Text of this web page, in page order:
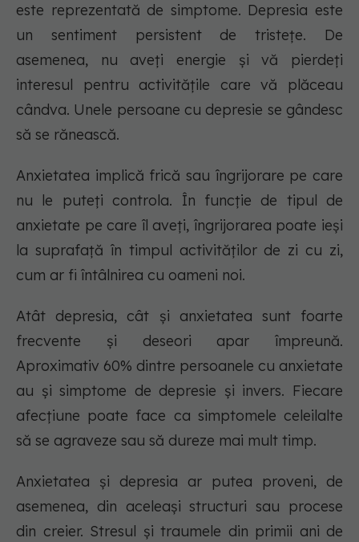
este reprezentată de simptome. Depresia este
un sentiment persistent de tristețe. De
asemenea, nu aveți energie și vă pierdeți
interesul pentru activitățile care vă plăceau
cândva. Unele persoane cu depresie se gândesc
să se rănească.
Anxietatea implică frică sau îngrijorare pe care
nu le puteți controla. În funcție de tipul de
anxietate pe care îl aveți, îngrijorarea poate ieși
la suprafață în timpul activităților de zi cu zi,
cum ar fi întâlnirea cu oameni noi.
Atât depresia, cât și anxietatea sunt foarte
frecvente și deseori apar împreună.
Aproximativ 60% dintre persoanele cu anxietate
au și simptome de depresie și invers. Fiecare
afecțiune poate face ca simptomele celeilalte
să se agraveze sau să dureze mai mult timp.
Anxietatea și depresia ar putea proveni, de
asemenea, din aceleași structuri sau procese
din creier. Stresul și traumele din primii ani de